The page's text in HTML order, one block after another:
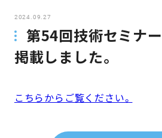
2024.09.27
第54回技術セミナ
掲載しました。
こちらからご覧ください。